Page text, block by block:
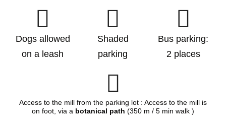
Dogs allowed
on a leash
Shaded
parking
Bus parking:
2 places
Access to the mill from the parking lot : Access to the mill is
on foot, via a botanical path (350 m / 5 min walk )